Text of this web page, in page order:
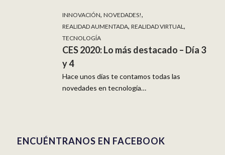
INNOVACIÓN, NOVEDADES!,
REALIDAD AUMENTADA, REALIDAD VIRTUAL,
TECNOLOGÍA
CES 2020: Lo más destacado – Día 3
y 4
Hace unos días te contamos todas las
novedades en tecnología…
ENCUÉNTRANOS EN FACEBOOK